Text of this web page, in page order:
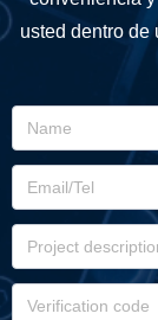
usted dentro de